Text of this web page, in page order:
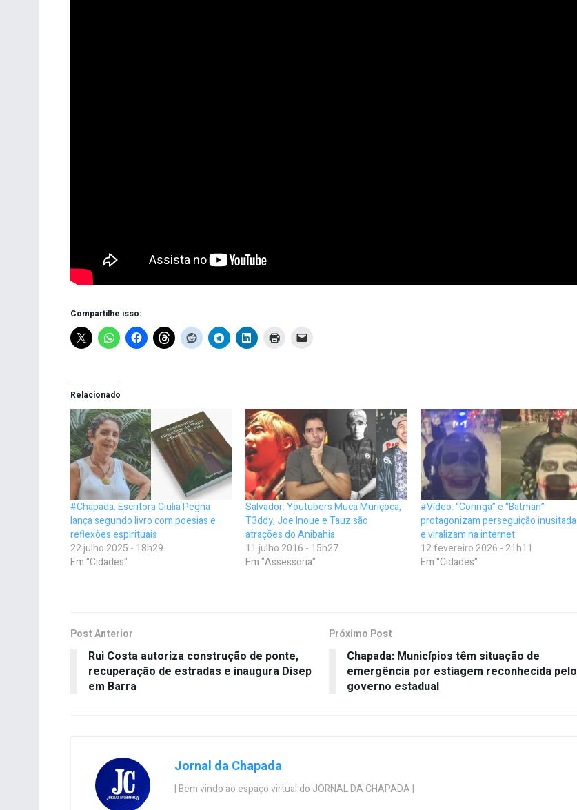
Compartilhe isso:
Relacionado
#Chapada: Escritora Giulia Pegna
lança segundo livro com poesias e
reflexões espirituais
22 julho 2025 - 18h29
Em "Cidades"
Salvador: Youtubers Muca Muriçoca,
T3ddy, Joe Inoue e Tauz são
atrações do Anibahia
11 julho 2016 - 15h27
Em "Assessoria"
#Vídeo: “Coringa” e “Batman”
protagonizam perseguição inusitada
e viralizam na internet
12 fevereiro 2026 - 21h11
Em "Cidades"
Post Anterior
Rui Costa autoriza construção de ponte,
recuperação de estradas e inaugura Disep
em Barra
Próximo Post
Chapada: Municípios têm situação de
emergência por estiagem reconhecida pelo
governo estadual
Jornal da Chapada
| Bem vindo ao espaço virtual do JORNAL DA CHAPADA |